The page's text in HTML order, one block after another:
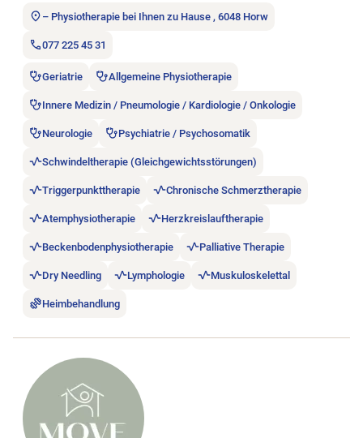
– Physiotherapie bei Ihnen zu Hause , 6048 Horw
077 225 45 31
Geriatrie Allgemeine Physiotherapie
Innere Medizin / Pneumologie / Kardiologie / Onkologie
Neurologie Psychiatrie / Psychosomatik
Schwindeltherapie (Gleichgewichtsstörungen)
Triggerpunkttherapie Chronische Schmerztherapie
Atemphysiotherapie Herzkreislauftherapie
Beckenbodenphysiotherapie Palliative Therapie
Dry Needling Lymphologie Muskuloskelettal
Heimbehandlung